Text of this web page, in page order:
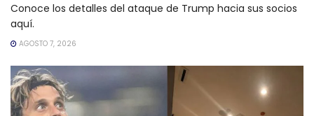
Conoce los detalles del ataque de Trump hacia sus socios
aquí.
AGOSTO 7, 2026